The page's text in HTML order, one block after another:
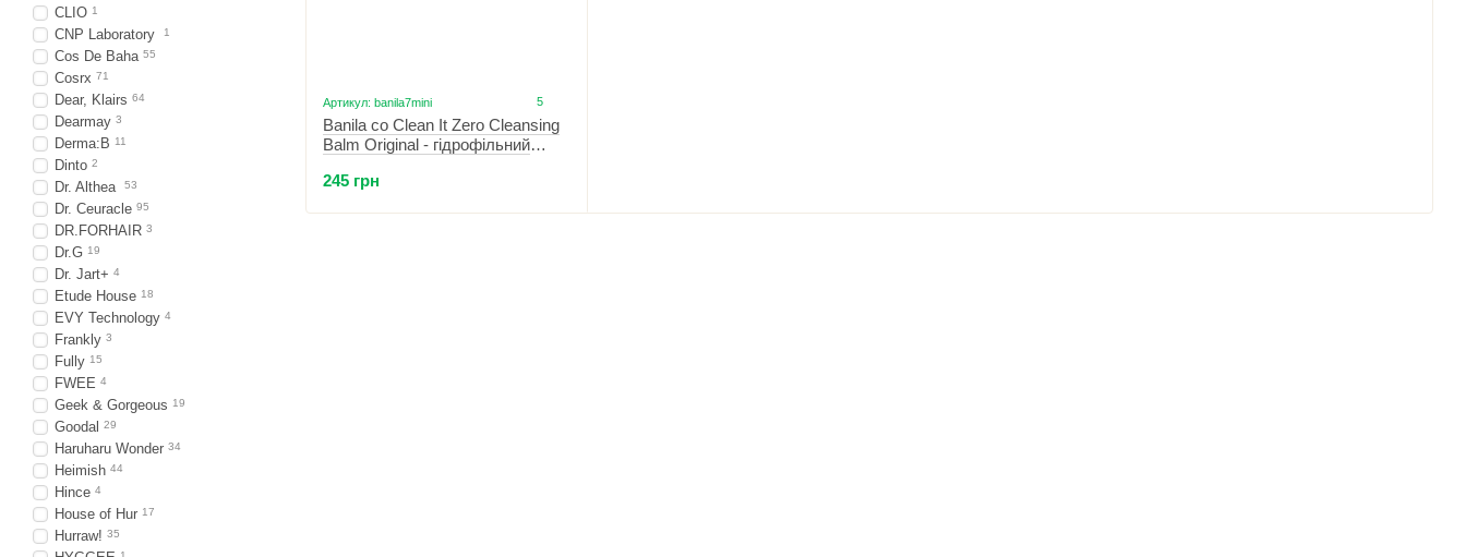
Артикул: banila7mini 5
Banila co Clean It Zero Cleansing
Balm Original - гідрофільний
мл
245 грн
CLIO 1
CNP Laboratory 1
Cos De Baha 55
Cosrx 71
Dear, Klairs 64
Dearmay 3
Derma:B 11
Dinto 2
Dr. Althea 53
Dr. Ceuracle 95
DR.FORHAIR 3
Dr.G 19
Dr. Jart+ 4
Etude House 18
EVY Technology 4
Frankly 3
Fully 15
FWEE 4
Geek & Gorgeous 19
Goodal 29
Haruharu Wonder 34
Heimish 44
Hince 4
House of Hur 17
Hurraw! 35